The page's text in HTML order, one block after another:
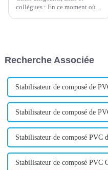
collègues : En ce moment où je
Recherche Associée
Stabilisateur de composé de
Stabilisateur de composé de
Stabilisateur de composé PVC
Stabilisateur de composé PVC